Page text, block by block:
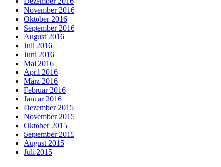
November 2016
Oktober 2016
September 2016
August 2016
Juli 2016
Juni 2016
Mai 2016
April 2016
März 2016
Februar 2016
Januar 2016
Dezember 2015
November 2015
Oktober 2015
September 2015
August 2015
Juli 2015